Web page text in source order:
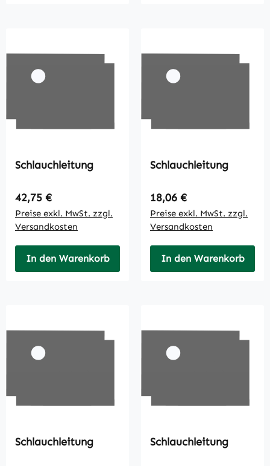
Schlauchleitung
Regulärer Preis:
42,75 €
Preise exkl. MwSt. zzgl.
Versandkosten
In den Warenkorb
Schlauchleitung
Regulärer Preis:
18,06 €
Preise exkl. MwSt. zzgl.
Versandkosten
In den Warenkorb
Schlauchleitung Schlauchleitung